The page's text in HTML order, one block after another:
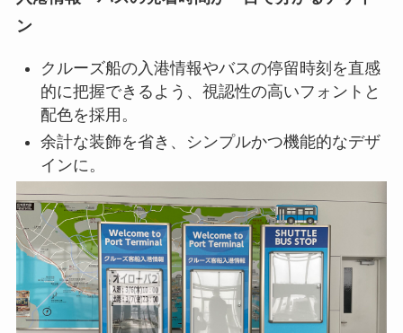
ン
クルーズ船の入港情報やバスの停留時刻を直感
的に把握できるよう、視認性の高いフォントと
配色を採用。
余計な装飾を省き、シンプルかつ機能的なデザ
インに。